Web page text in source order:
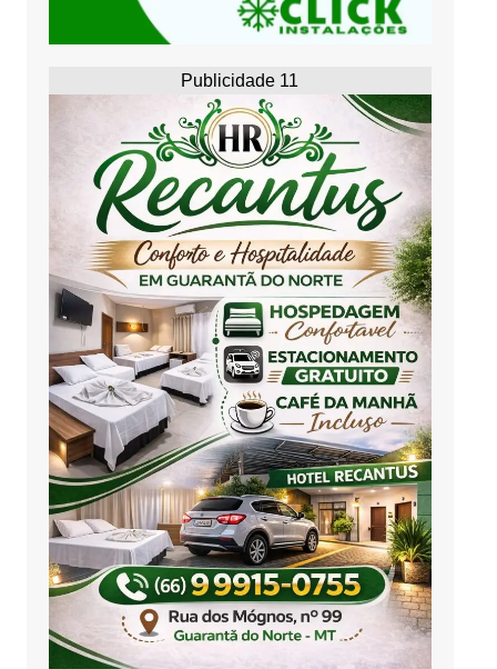
Publicidade 11